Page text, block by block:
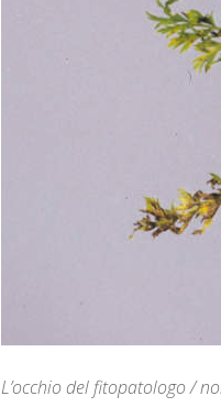
L’occhio del fitopatologo /